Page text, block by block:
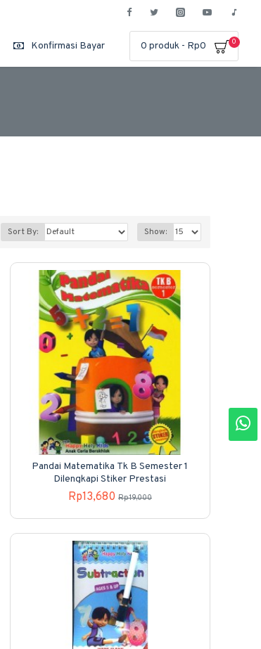
Konfirmasi Bayar 0 produk - Rp0 0
Sort By: Show:
Pandai Matematika Tk B Semester 1
Dilengkapi Stiker Prestasi
Rp13,680 Rp19,000